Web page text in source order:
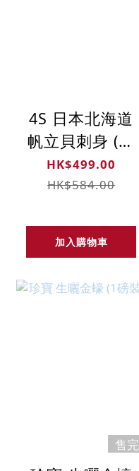
4S 日本北海道
帆立貝刺身 (每
公斤51-60隻)
HK$499.00
HK$584.00
加入購物車
售完